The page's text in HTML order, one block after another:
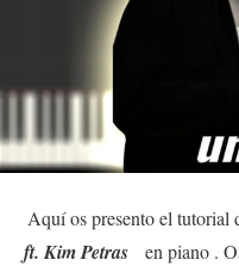
Aquí os presento el tutorial
ft. Kim Petras
en piano .